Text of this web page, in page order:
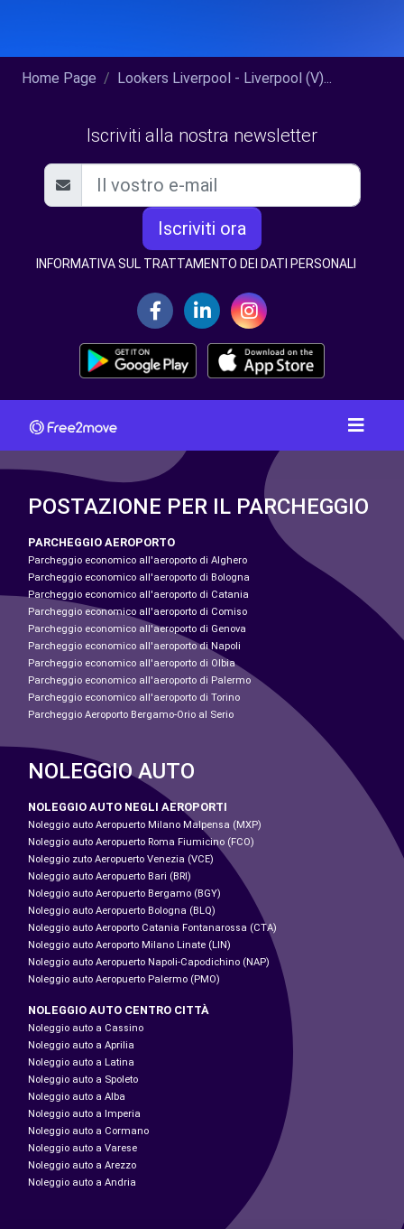
Home Page Lookers Liverpool - Liverpool (V)...
Iscriviti alla nostra newsletter
Iscriviti ora
INFORMATIVA SUL TRATTAMENTO DEI DATI PERSONALI
POSTAZIONE PER IL PARCHEGGIO
PARCHEGGIO AEROPORTO
Parcheggio economico all'aeroporto di Alghero
Parcheggio economico all'aeroporto di Bologna
Parcheggio economico all'aeroporto di Catania
Parcheggio economico all'aeroporto di Comiso
Parcheggio economico all'aeroporto di Genova
Parcheggio economico all'aeroporto di Napoli
Parcheggio economico all'aeroporto di Olbia
Parcheggio economico all'aeroporto di Palermo
Parcheggio economico all'aeroporto di Torino
Parcheggio Aeroporto Bergamo-Orio al Serio
NOLEGGIO AUTO
NOLEGGIO AUTO NEGLI AEROPORTI
Noleggio auto Aeropuerto Milano Malpensa (MXP)
Noleggio auto Aeropuerto Roma Fiumicino (FCO)
Noleggio zuto Aeropuerto Venezia (VCE)
Noleggio auto Aeropuerto Bari (BRI)
Noleggio auto Aeropuerto Bergamo (BGY)
Noleggio auto Aeropuerto Bologna (BLQ)
Noleggio auto Aeroporto Catania Fontanarossa (CTA)
Noleggio auto Aeroporto Milano Linate (LIN)
Noleggio auto Aeropuerto Napoli-Capodichino (NAP)
Noleggio auto Aeropuerto Palermo (PMO)
NOLEGGIO AUTO CENTRO CITTÀ
Noleggio auto a Cassino
Noleggio auto a Aprilia
Noleggio auto a Latina
Noleggio auto a Spoleto
Noleggio auto a Alba
Noleggio auto a Imperia
Noleggio auto a Cormano
Noleggio auto a Varese
Noleggio auto a Arezzo
Noleggio auto a Andria